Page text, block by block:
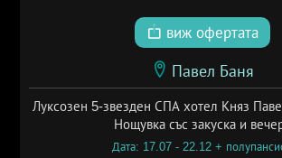
виж офертата
Павел Баня
Луксозен 5-звезден СПА хотел Княз
Нощувка със закуска и
Дата: 17.07 - 22.12 +